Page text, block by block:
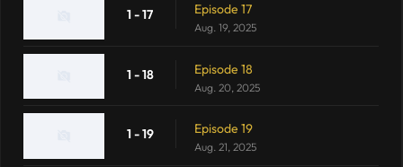
1 - 17 Episode 17
Aug. 19, 2025
1 - 18 Episode 18
Aug. 20, 2025
1 - 19 Episode 19
Aug. 21, 2025